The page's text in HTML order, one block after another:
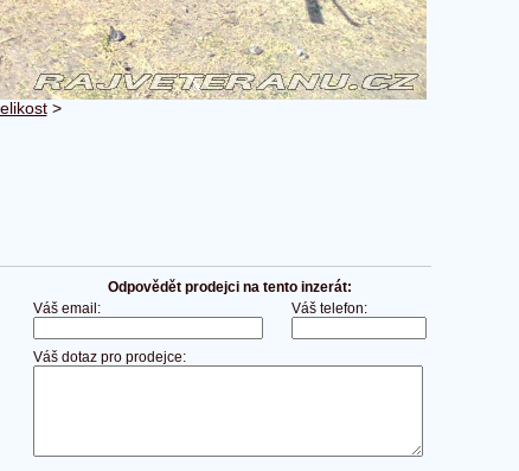
>
Odpovědět prodejci na tento inzerát:
Váš email:
Váš telefon:
Váš dotaz pro prodejce: